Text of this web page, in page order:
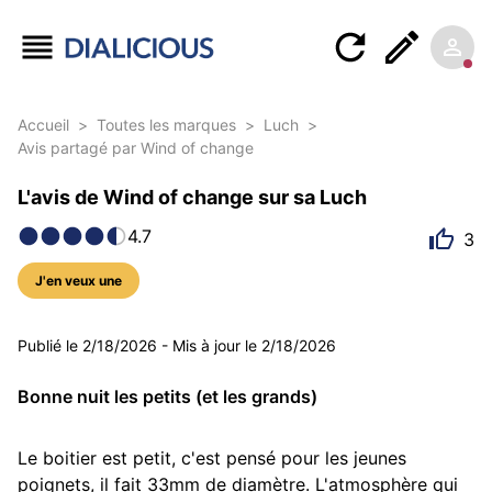
Accueil > Toutes les marques > Luch >
Avis partagé par Wind of change
L'avis de Wind of change sur sa Luch
4.7
J'en veux une
3
5 photos
Publié le 2/18/2026 - Mis à jour le 2/18/2026
Bonne nuit les petits (et les grands)
Le boitier est petit, c'est pensé pour les jeunes
poignets, il fait 33mm de diamètre. L'atmosphère qui